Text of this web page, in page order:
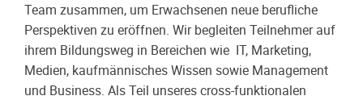
Team zusammen, um Erwachsenen neue berufliche
Perspektiven zu eröffnen. Wir begleiten Teilnehmer auf
ihrem Bildungsweg in Bereichen wie IT, Marketing,
Medien, kaufmännisches Wissen sowie Management
und Business. Als Teil unseres cross-funktionalen